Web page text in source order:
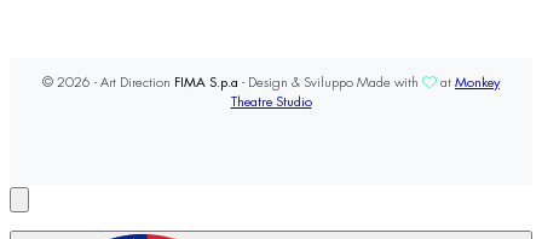
© 2026 - Art Direction FIMA S.p.a - Design & Sviluppo Made with at Monkey
Theatre Studio